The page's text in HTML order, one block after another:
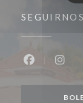
SEGUIRNOS